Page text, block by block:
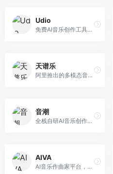
Udio
免费AI音乐创作工具，专注于高质量音乐生成。面向音乐创作者和内容制作者，支持多种音乐风格生成，音质专业，创作自由度高，适合专业音乐制作场景。
天谱乐
阿里推出的多模态音乐生成平台，整合音频与文本理解能力。面向内容创作者，支持歌词生成、旋律创作、音乐编辑等服务，与阿里生态深度整合。
音潮
全栈自研AI音乐创作平台，支持从创作到发布的完整流程。面向独立音乐人和音乐工作室，提供作词作曲、编曲混音、音乐发布等服务，创作工具专业。
AIVA
AI音乐作曲家平台，专注于古典和影视配乐创作。面向影视制作人和游戏开发者，提供原创音乐生成、配乐定制等服务，音乐风格专业，适合影视游戏配乐。